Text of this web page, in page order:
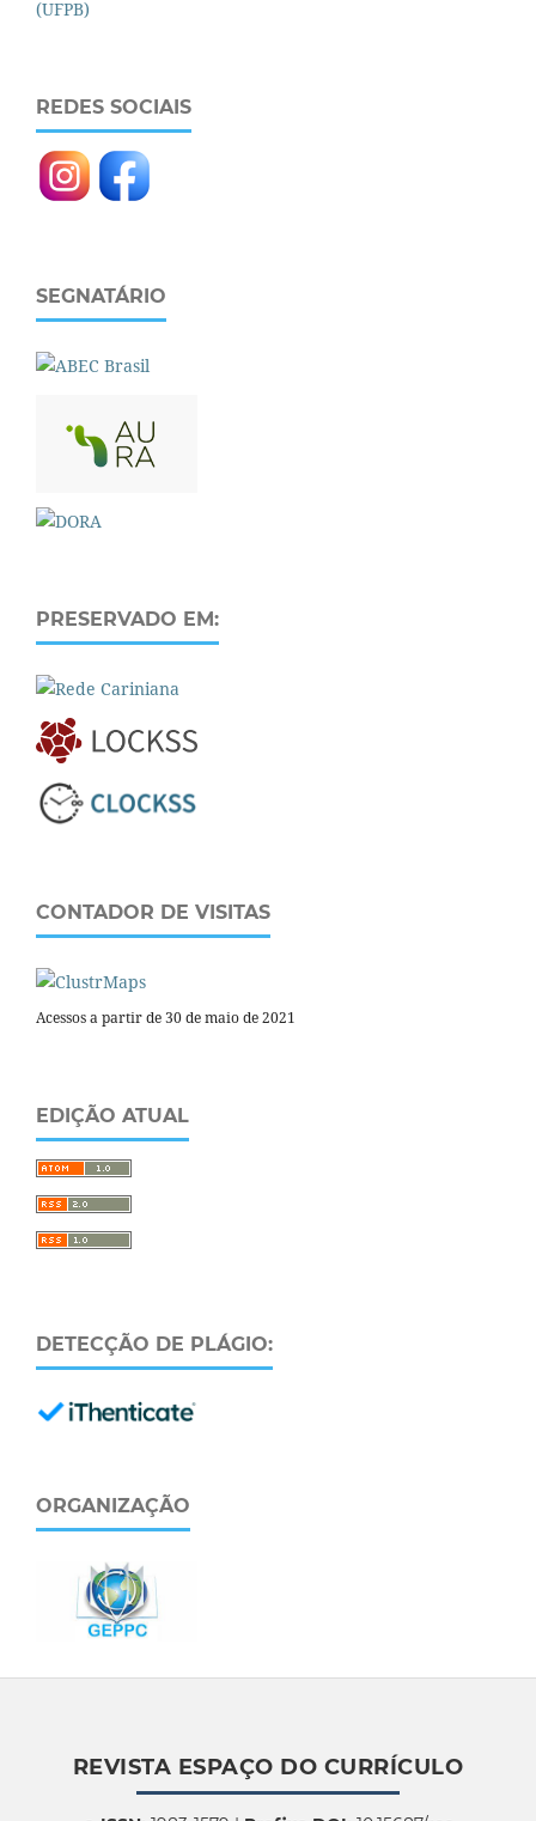
REDES SOCIAIS
SEGNATÁRIO
PRESERVADO EM:
CONTADOR DE VISITAS
Acessos a partir de 30 de maio de 2021
EDIÇÃO ATUAL
DETECÇÃO DE PLÁGIO:
ORGANIZAÇÃO
REVISTA ESPAÇO DO CURRÍCULO